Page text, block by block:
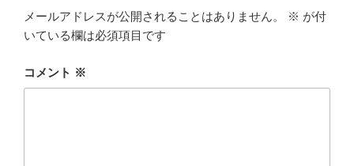
メールアドレスが公開されることはありません。 ※ が付
いている欄は必須項目です
コメント ※